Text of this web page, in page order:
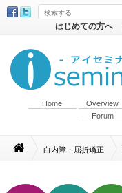
はじめての方へ
Home Overview
Forum
白内障・屈折矯正